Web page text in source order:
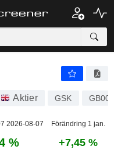
Aktier GSK
2026-08-07 Förändring 1 jan.
% +7,45 %